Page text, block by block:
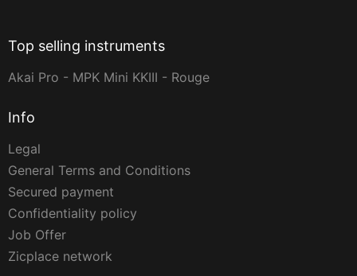
Top selling instruments
Akai Pro - MPK Mini KKIII - Rouge
Info
Legal
General Terms and Conditions
Secured payment
Confidentiality policy
Job Offer
Zicplace network